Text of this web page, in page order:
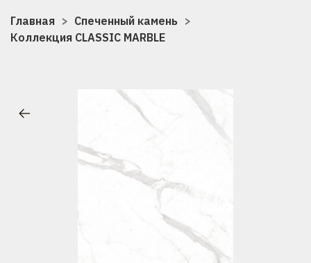
Главная
Спеченный камень
Коллекция CLASSIC MARBLE